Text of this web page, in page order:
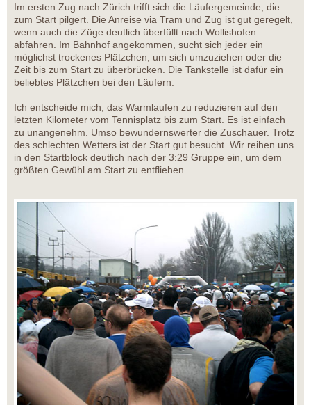
Im ersten Zug nach Zürich trifft sich die Läufergemeinde, die
zum Start pilgert. Die Anreise via Tram und Zug ist gut geregelt,
wenn auch die Züge deutlich überfüllt nach Wollishofen
abfahren. Im Bahnhof angekommen, sucht sich jeder ein
möglichst trockenes Plätzchen, um sich umzuziehen oder die
Zeit bis zum Start zu überbrücken. Die Tankstelle ist dafür ein
beliebtes Plätzchen bei den Läufern.
Ich entscheide mich, das Warmlaufen zu reduzieren auf den
letzten Kilometer vom Tennisplatz bis zum Start. Es ist einfach
zu unangenehm. Umso bewundernswerter die Zuschauer. Trotz
des schlechten Wetters ist der Start gut besucht. Wir reihen uns
in den Startblock deutlich nach der 3:29 Gruppe ein, um dem
größten Gewühl am Start zu entfliehen.